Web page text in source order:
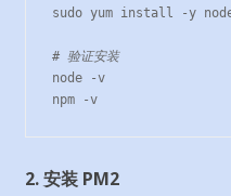
sudo yum install -y
# 验证安装
node -v
npm -v
2. 安装 PM2